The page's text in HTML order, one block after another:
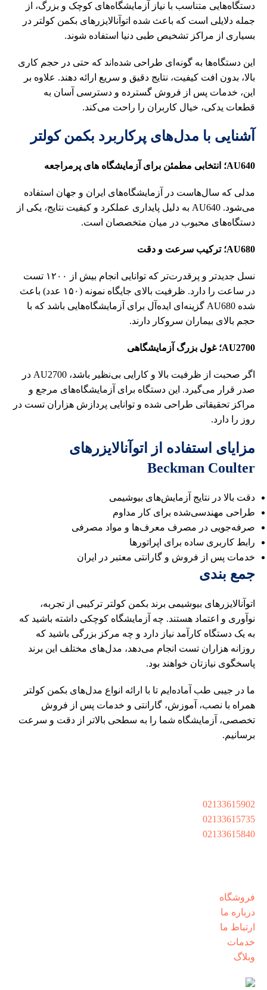
دستگاه‌هایی متناسب با نیاز آزمایشگاه‌های کوچک و بزرگ، از
جمله دلایلی است که باعث شده اتوآنالایزرهای بکمن کولتر در
بسیاری از مراکز تشخیص طبی دنیا استفاده شوند.
این دستگاه‌ها به گونه‌ای طراحی شده‌اند که حتی در حجم کاری
بالا، بدون افت کیفیت، نتایج دقیق و سریع ارائه دهند. علاوه بر
این، خدمات پس از فروش گسترده و دسترسی آسان به
قطعات یدکی، خیال کاربران را راحت می‌کند.
آشنایی با مدل‌های پرکاربرد بکمن کولتر
AU640؛ انتخابی مطمئن برای آزمایشگاه‌ های پرمراجعه
مدلی که سال‌هاست در آزمایشگاه‌های ایران و جهان استفاده
می‌شود. AU640 به دلیل پایداری عملکرد و کیفیت نتایج، یکی از
دستگاه‌های محبوب در میان متخصصان است.
AU680؛ ترکیب سرعت و دقت
نسل جدیدتر و پرقدرت‌تر که توانایی انجام بیش از ۱۲۰۰ تست
در ساعت را دارد. ظرفیت بالای جایگاه نمونه (۱۵۰ عدد) باعث
شده AU680 گزینه‌ای ایده‌آل برای آزمایشگاه‌هایی باشد که با
حجم بالای بیماران سروکار دارند.
AU2700؛ غول بزرگ آزمایشگاهی
اگر صحبت از ظرفیت بالا و کارایی بی‌نظیر باشد، AU2700 در
صدر قرار می‌گیرد. این دستگاه برای آزمایشگاه‌های مرجع و
مراکز تحقیقاتی طراحی شده و توانایی پردازش هزاران تست در
روز را دارد.
مزایای استفاده از اتوآنالایزرهای
Beckman Coulter
دقت بالا در نتایج آزمایش‌های بیوشیمی
طراحی مهندسی‌شده برای کار مداوم
صرفه‌جویی در مصرف معرف‌ها و مواد مصرفی
رابط کاربری ساده برای اپراتورها
خدمات پس از فروش و گارانتی معتبر در ایران
جمع‌ بندی
اتوآنالایزرهای بیوشیمی برند بکمن کولتر ترکیبی از تجربه،
نوآوری و اعتماد هستند. چه آزمایشگاه کوچکی داشته باشید که
به یک دستگاه کارآمد نیاز دارد و چه مرکز بزرگی باشید که
روزانه هزاران تست انجام می‌دهد، مدل‌های مختلف این برند
پاسخگوی نیازتان خواهند بود.
ما در جیبی طب آماده‌ایم تا با ارائه انواع مدل‌های بکمن کولتر
همراه با نصب، آموزش، گارانتی و خدمات پس از فروش
تخصصی، آزمایشگاه شما را به سطحی بالاتر از دقت و سرعت
برسانیم.
02133615902
02133615735
02133615840
فروشگاه
درباره ما
ارتباط ما
خدمات
وبلاگ